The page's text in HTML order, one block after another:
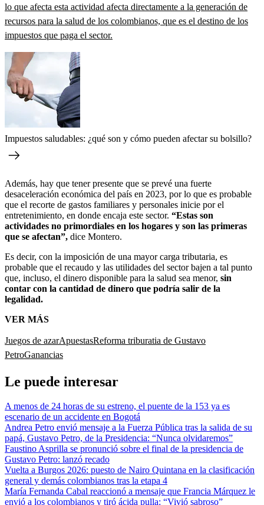
lo que afecta esta actividad afecta directamente a la generación de
recursos para la salud de los colombianos, que es el destino de los
impuestos que paga el sector.
Impuestos saludables: ¿qué son y cómo pueden afectar su bolsillo?
Además, hay que tener presente que se prevé una fuerte
desaceleración económica del país en 2023, por lo que es probable
que el recorte de gastos familiares y personales inicie por el
entretenimiento, en donde encaja este sector. “Estas son
actividades no primordiales en los hogares y son las primeras
que se afectan”, dice Montero.
Es decir, con la imposición de una mayor carga tributaria, es
probable que el recaudo y las utilidades del sector bajen a tal punto
que, incluso, el dinero disponible para la salud sea menor, sin
contar con la cantidad de dinero que podría salir de la
legalidad.
VER MÁS
Juegos de azarApuestasReforma triburatia de Gustavo
PetroGanancias
Le puede interesar
A menos de 24 horas de su estreno, el puente de la 153 ya es
escenario de un accidente en Bogotá
Andrea Petro envió mensaje a la Fuerza Pública tras la salida de su
papá, Gustavo Petro, de la Presidencia: “Nunca olvidaremos”
Faustino Asprilla se pronunció sobre el final de la presidencia de
Gustavo Petro: lanzó recado
Vuelta a Burgos 2026: puesto de Nairo Quintana en la clasificación
general y demás colombianos tras la etapa 4
María Fernanda Cabal reaccionó a mensaje que Francia Márquez le
envió a los colombianos y tiró ácida pulla: “Vivió sabroso”